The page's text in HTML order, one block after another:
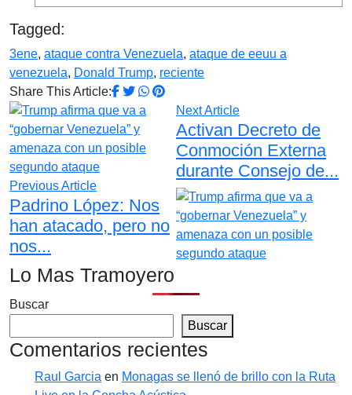
Tagged:
3ene, ataque contra Venezuela, ataque de eeuu a
venezuela, Donald Trump, reciente
Share This Article:
Previous Article
Padrino López: Nos
han atacado, pero no
nos...
Next Article
Activan Decreto de
Conmoción Externa
durante Consejo de...
Lo Mas Tramoyero
Buscar
Buscar
Comentarios recientes
Raul Garcia en Monagas se llenó de brillo con la Ruta